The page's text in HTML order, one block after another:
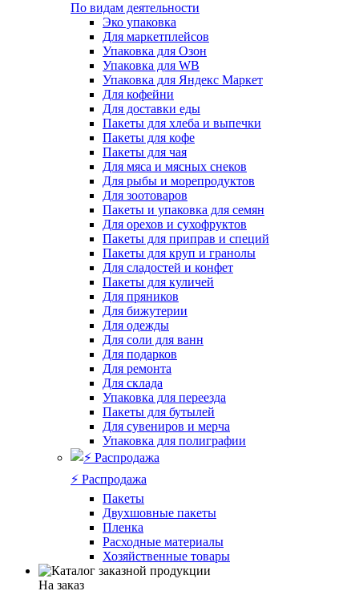
По видам деятельности
Эко упаковка
Для маркетплейсов
Упаковка для Озон
Упаковка для WB
Упаковка для Яндекс Маркет
Для кофейни
Для доставки еды
Пакеты для хлеба и выпечки
Пакеты для кофе
Пакеты для чая
Для мяса и мясных снеков
Для рыбы и морепродуктов
Для зоотоваров
Пакеты и упаковка для семян
Для орехов и сухофруктов
Пакеты для приправ и специй
Пакеты для круп и гранолы
Для сладостей и конфет
Пакеты для куличей
Для пряников
Для бижутерии
Для одежды
Для соли для ванн
Для подарков
Для ремонта
Для склада
Упаковка для переезда
Пакеты для бутылей
Для сувениров и мерча
Упаковка для полиграфии
⚡️ Распродажа
Пакеты
Двухшовные пакеты
Пленка
Расходные материалы
Хозяйственные товары
На заказ